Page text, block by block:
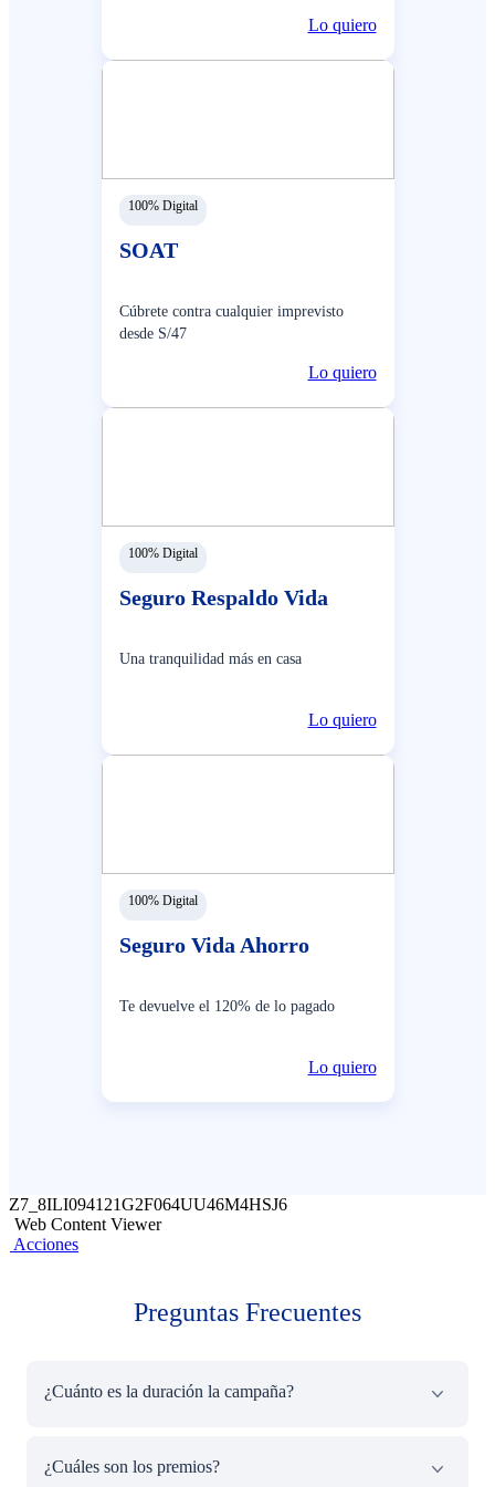
Lo quiero
100% Digital
SOAT
Cúbrete contra cualquier imprevisto
desde S/47
Lo quiero
100% Digital
Seguro Respaldo Vida
Una tranquilidad más en casa
Lo quiero
100% Digital
Seguro Vida Ahorro
Te devuelve el 120% de lo pagado
Lo quiero
Z7_8ILI094121G2F064UU46M4HSJ6
Web Content Viewer
Acciones
Preguntas Frecuentes
¿Cuánto es la duración la campaña?
1 al 20 de diciembre del 2022.
¿Cuáles son los premios?